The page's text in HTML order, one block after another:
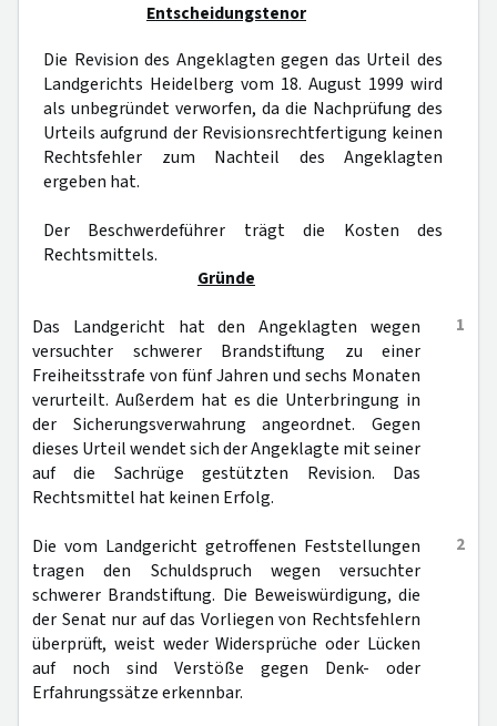
Entscheidungstenor
Die Revision des Angeklagten gegen das Urteil des
Landgerichts Heidelberg vom 18. August 1999 wird
als unbegründet verworfen, da die Nachprüfung des
Urteils aufgrund der Revisionsrechtfertigung keinen
Rechtsfehler zum Nachteil des Angeklagten
ergeben hat.
Der Beschwerdeführer trägt die Kosten des
Rechtsmittels.
Gründe
1
Das Landgericht hat den Angeklagten wegen
versuchter schwerer Brandstiftung zu einer
Freiheitsstrafe von fünf Jahren und sechs Monaten
verurteilt. Außerdem hat es die Unterbringung in
der Sicherungsverwahrung angeordnet. Gegen
dieses Urteil wendet sich der Angeklagte mit seiner
auf die Sachrüge gestützten Revision. Das
Rechtsmittel hat keinen Erfolg.
2
Die vom Landgericht getroffenen Feststellungen
tragen den Schuldspruch wegen versuchter
schwerer Brandstiftung. Die Beweiswürdigung, die
der Senat nur auf das Vorliegen von Rechtsfehlern
überprüft, weist weder Widersprüche oder Lücken
auf noch sind Verstöße gegen Denk- oder
Erfahrungssätze erkennbar.